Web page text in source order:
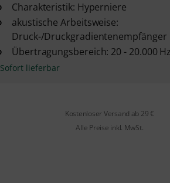
Charakteristik: Hyperniere
akustische Arbeitsweise:
Druck-/Druckgradientenempfänger
Übertragungsbereich: 20 - 20.000 Hz
Sofort lieferbar
Kostenloser Versand ab 29 €
Alle Preise inkl. MwSt.